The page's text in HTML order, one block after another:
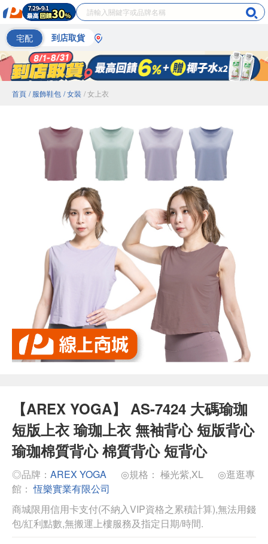
宅配 到店取貨
首頁 / 服飾鞋包 / 女裝 / 女上衣
【AREX YOGA】 AS-7424 大碼瑜珈
短版上衣 瑜珈上衣 無袖背心 短版背心
瑜珈棉質背心 棉質背心 短背心
◎品牌： AREX YOGA ◎規格： 極光紫,XL
◎逛逛專
館：恆樂實業有限公司
商城限用信用卡支付(不納入VIP資格之累積計算),無法用錢
包/紅利點數,無搬運上樓服務及指定日期/時間.